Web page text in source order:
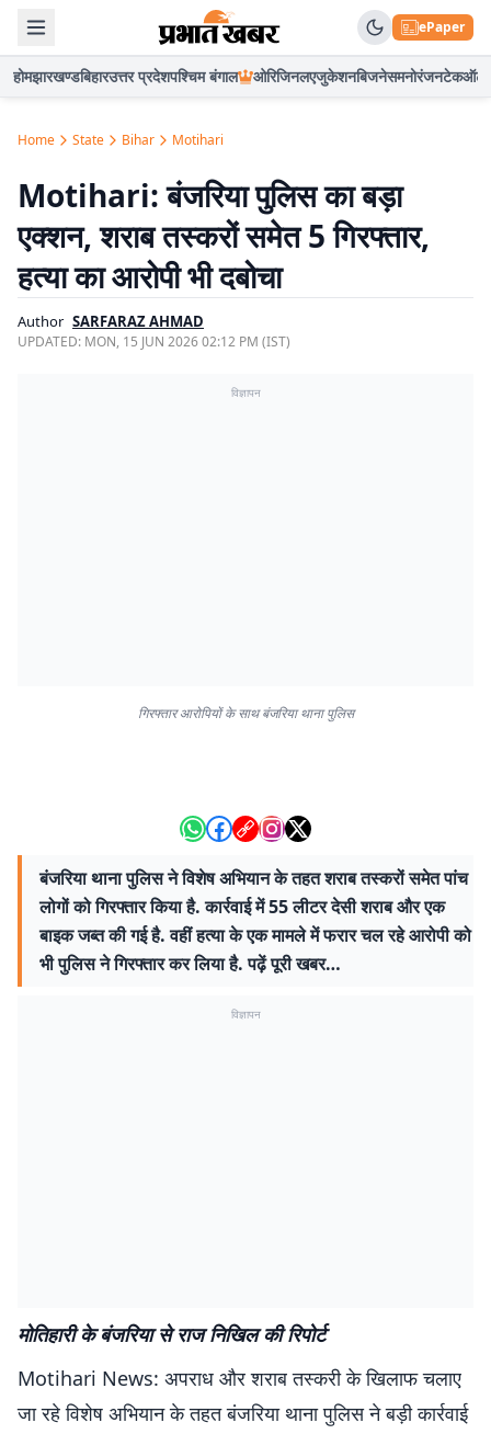
ePaper
होमझारखण्डबिहारउत्तर प्रदेशपश्चिम बंगाल ओरिजिनलएजुकेशनबिजनेसमनोरंजनटेकऑटो
Home State Bihar Motihari
Motihari: बंजरिया पुलिस का बड़ा
एक्शन, शराब तस्करों समेत 5 गिरफ्तार,
हत्या का आरोपी भी दबोचा
Author SARFARAZ AHMAD
UPDATED: MON, 15 JUN 2026 02:12 PM (IST)
विज्ञापन
गिरफ्तार आरोपियों के साथ बंजरिया थाना पुलिस
बंजरिया थाना पुलिस ने विशेष अभियान के तहत शराब तस्करों समेत पांच
लोगों को गिरफ्तार किया है. कार्रवाई में 55 लीटर देसी शराब और एक
बाइक जब्त की गई है. वहीं हत्या के एक मामले में फरार चल रहे आरोपी को
भी पुलिस ने गिरफ्तार कर लिया है. पढ़ें पूरी खबर…
विज्ञापन
मोतिहारी के बंजरिया से राज निखिल की रिपोर्ट
Motihari News: अपराध और शराब तस्करी के खिलाफ चलाए
जा रहे विशेष अभियान के तहत बंजरिया थाना पुलिस ने बड़ी कार्रवाई